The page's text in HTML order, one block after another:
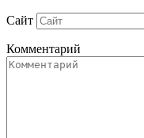
Сайт
Комментарий